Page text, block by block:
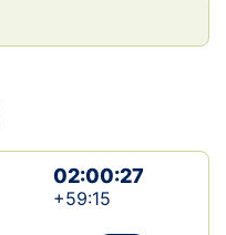
02:00:27
+59:15